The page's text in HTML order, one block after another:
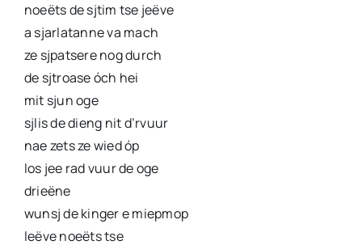
noeëts de sjtim tse jeëve
a sjarlatanne va mach
ze sjpatsere nog durch
de sjtroase óch hei
mit sjun oge
sjlis de dieng nit d’rvuur
nae zets ze wied óp
los jee rad vuur de oge
drieëne
wunsj de kinger e miepmop
leëve noeëts tse